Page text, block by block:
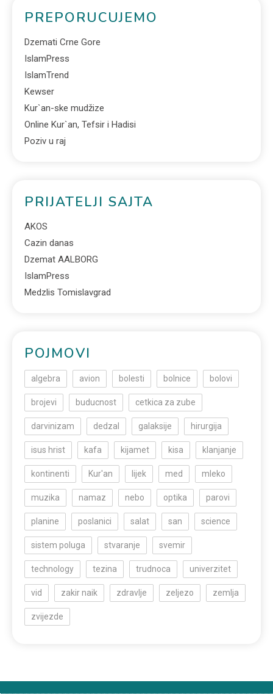
PREPORUCUJEMO
Dzemati Crne Gore
IslamPress
IslamTrend
Kewser
Kur`an-ske mudžize
Online Kur`an, Tefsir i Hadisi
Poziv u raj
PRIJATELJI SAJTA
AKOS
Cazin danas
Dzemat AALBORG
IslamPress
Medzlis Tomislavgrad
POJMOVI
algebra avion bolesti bolnice bolovi
brojevi buducnost cetkica za zube
darvinizam dedzal galaksije hirurgija
isus hrist kafa kijamet kisa klanjanje
kontinenti Kur'an lijek med mleko
muzika namaz nebo optika parovi
planine poslanici salat san science
sistem poluga stvaranje svemir
technology tezina trudnoca univerzitet
vid zakir naik zdravlje zeljezo zemlja
zvijezde